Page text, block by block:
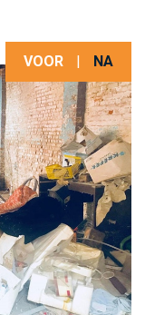
VOOR | NA